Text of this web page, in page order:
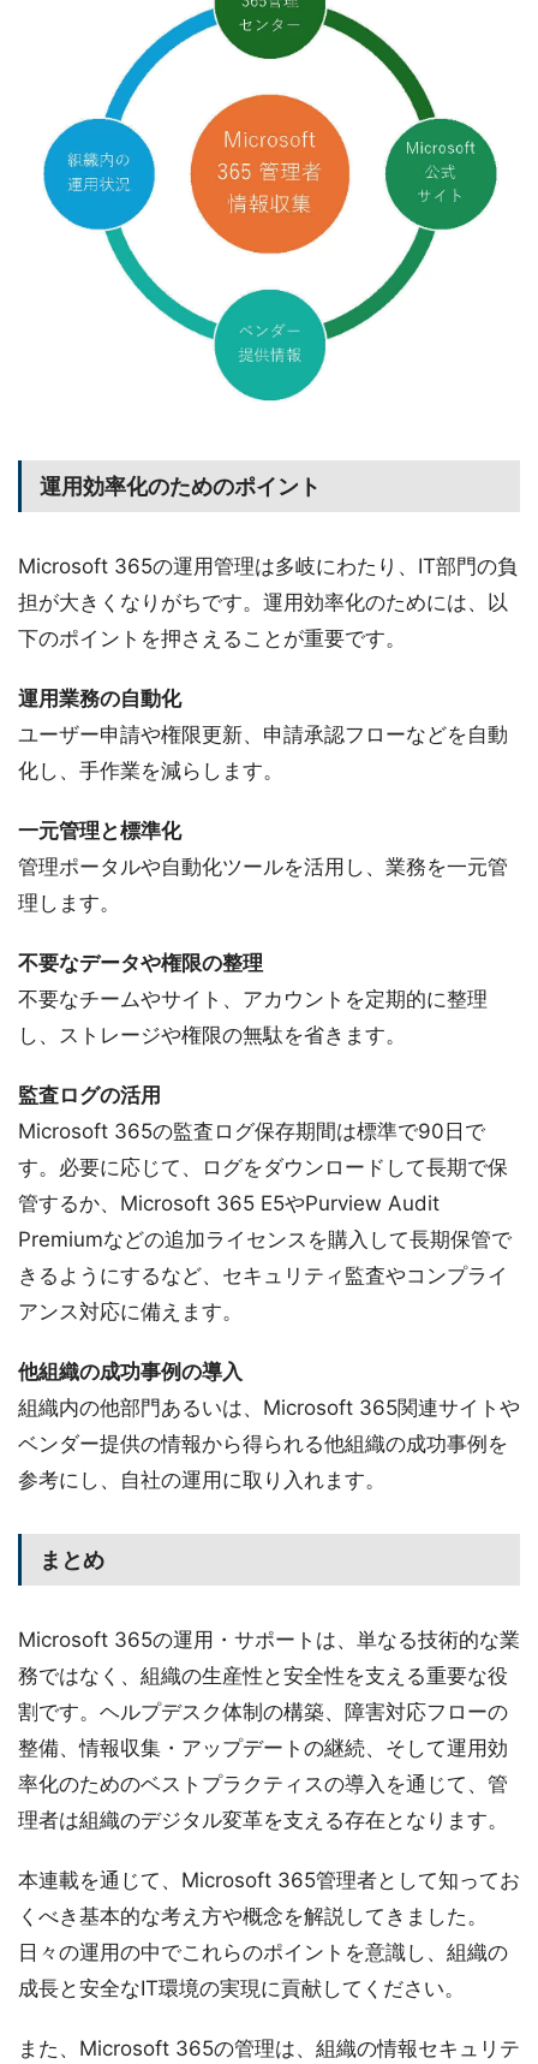
運用効率化のためのポイント
Microsoft 365の運用管理は多岐にわたり、IT部門の負
担が大きくなりがちです。運用効率化のためには、以
下のポイントを押さえることが重要です。
運用業務の自動化
ユーザー申請や権限更新、申請承認フローなどを自動
化し、手作業を減らします。
一元管理と標準化
管理ポータルや自動化ツールを活用し、業務を一元管
理します。
不要なデータや権限の整理
不要なチームやサイト、アカウントを定期的に整理
し、ストレージや権限の無駄を省きます。
監査ログの活用
Microsoft 365の監査ログ保存期間は標準で90日で
す。必要に応じて、ログをダウンロードして長期で保
管するか、Microsoft 365 E5やPurview Audit
Premiumなどの追加ライセンスを購入して長期保管で
きるようにするなど、セキュリティ監査やコンプライ
アンス対応に備えます。
他組織の成功事例の導入
組織内の他部門あるいは、Microsoft 365関連サイトや
ベンダー提供の情報から得られる他組織の成功事例を
参考にし、自社の運用に取り入れます。
まとめ
Microsoft 365の運用・サポートは、単なる技術的な業
務ではなく、組織の生産性と安全性を支える重要な役
割です。ヘルプデスク体制の構築、障害対応フローの
整備、情報収集・アップデートの継続、そして運用効
率化のためのベストプラクティスの導入を通じて、管
理者は組織のデジタル変革を支える存在となります。
本連載を通じて、Microsoft 365管理者として知ってお
くべき基本的な考え方や概念を解説してきました。
日々の運用の中でこれらのポイントを意識し、組織の
成長と安全なIT環境の実現に貢献してください。
また、Microsoft 365の管理は、組織の情報セキュリテ